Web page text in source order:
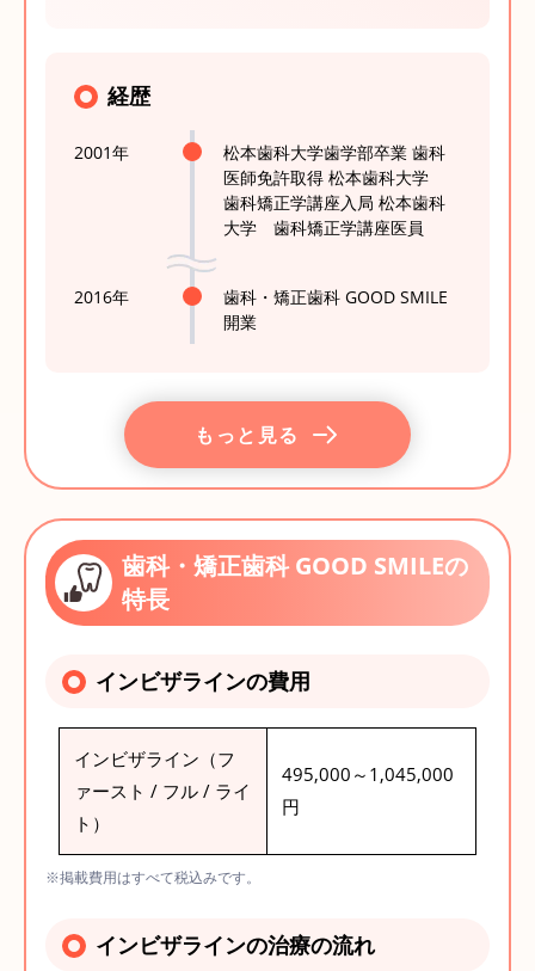
経歴
2001年
松本歯科大学歯学部卒業 歯科
医師免許取得 松本歯科大学
歯科矯正学講座入局 松本歯科
大学 歯科矯正学講座医員
2016年
歯科・矯正歯科 GOOD SMILE
開業
もっと見る
歯科・矯正歯科 GOOD SMILEの
特長
インビザラインの費用
インビザライン（フ
ァースト / フル / ライ
ト）
495,000～1,045,000
円
※掲載費用はすべて税込みです。
インビザラインの治療の流れ